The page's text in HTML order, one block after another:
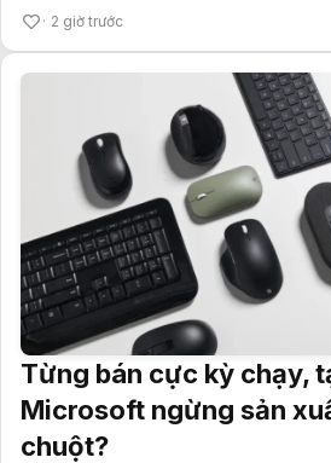
2 giờ trước
Từng bán cực kỳ chạy,
Microsoft ngừng sản
chuột?